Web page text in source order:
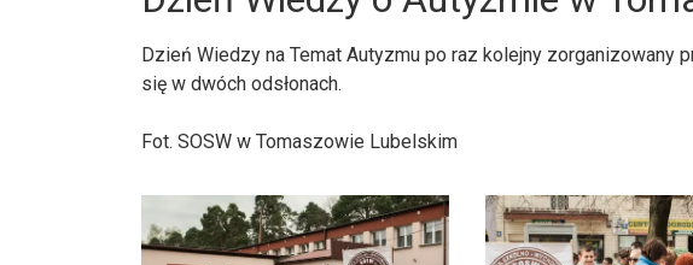
Dzień Wiedzy na Temat Autyzmu po raz kolejny
się w dwóch odsłonach.
Fot. SOSW w Tomaszowie Lubelskim